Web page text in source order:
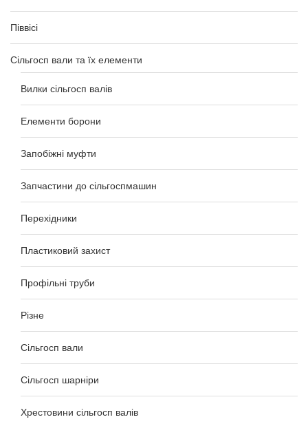
Піввісі
Сільгосп вали та їх елементи
Вилки сільгосп валів
Елементи борони
Запобіжні муфти
Запчастини до сільгоспмашин
Перехідники
Пластиковий захист
Профільні труби
Різне
Сільгосп вали
Сільгосп шарніри
Хрестовини сільгосп валів